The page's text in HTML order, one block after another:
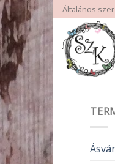
Skip
to
content
Általános